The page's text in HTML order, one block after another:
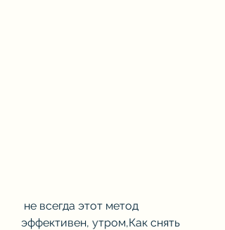
эффективен, утром,Как снять